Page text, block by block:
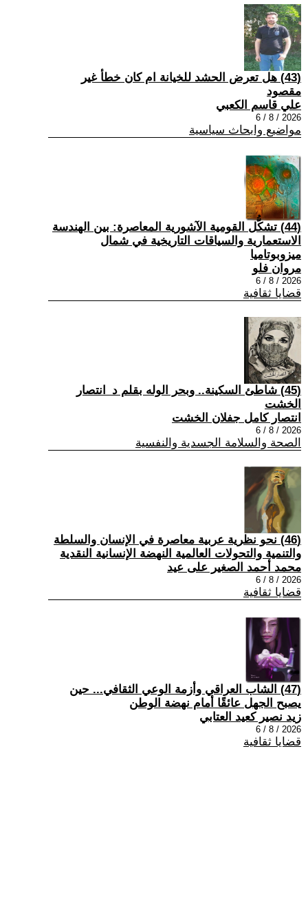
(43) هل تعرض الحشد للخيانة ام كان خطأ غير
مقصود
علي قاسم الكعبي
2026 / 8 / 6
مواضيع وابحاث سياسية
(44) تشكُّل القومية الآشورية المعاصرة: بين الهندسة
الاستعمارية والسياقات التاريخية في شمال
ميزوبوتاميا
مروان فلو
2026 / 8 / 6
قضايا ثقافية
(45) شاطئ السكينة.. وبحر الوله بقلم د_انتصار
الخشت
انتصار كامل جفلان الخشت
2026 / 8 / 6
الصحة والسلامة الجسدية والنفسية
(46) نحو نظرية عربية معاصرة في الإنسان والسلطة
والتنمية والتحولات العالمية النهضة الإنسانية النقدية
محمد أحمد الصغير على عيد
2026 / 8 / 6
قضايا ثقافية
(47) الشاب العراقي وأزمة الوعي الثقافي... حين
يصبح الجهل عائقًا أمام نهضة الوطن
زيد نصير كعيد العتابي
2026 / 8 / 6
قضايا ثقافية